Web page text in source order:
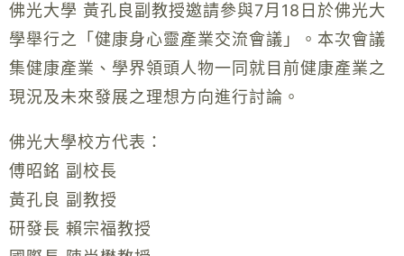
佛光大學 黃孔良副教授邀請參與7月18日於佛光大
學舉行之「健康身心靈產業交流會議」。本次會議
集健康產業、學界領頭人物一同就目前健康產業之
現況及未來發展之理想方向進行討論。
佛光大學校方代表：
傅昭銘 副校長
黃孔良 副教授
研發長 賴宗福教授